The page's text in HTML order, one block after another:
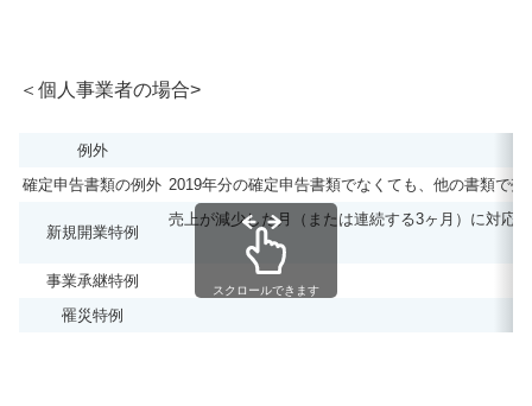
＜個人事業者の場合>
例外
確定申告書類の例外 2019年分の確定申告書類でなくても、他の書類で
新規開業特例
売上が減少した月（または連続する3ヶ月）に対応
事業承継特例
罹災特例
スクロールできます